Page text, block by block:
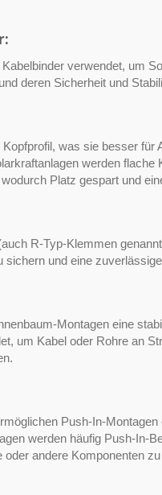
verwendet, um
deren Sicherheit und
was sie besser
werden
Platz gespart und
R-Typ-Klemmen
und eine
Montagen eine
um Kabel oder Rohre an
Push-In-
werden häufig Push-In-
andere Komponenten